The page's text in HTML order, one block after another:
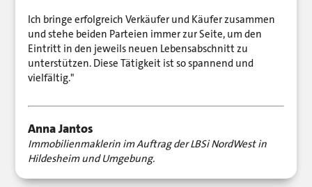
Ich bringe erfolgreich Verkäufer und Käufer zusammen
und stehe beiden Parteien immer zur Seite, um den
Eintritt in den jeweils neuen Lebensabschnitt zu
unterstützen. Diese Tätigkeit ist so spannend und
vielfältig."
Anna Jantos
Immobilienmaklerin im Auftrag der LBSi NordWest in
Hildesheim und Umgebung.